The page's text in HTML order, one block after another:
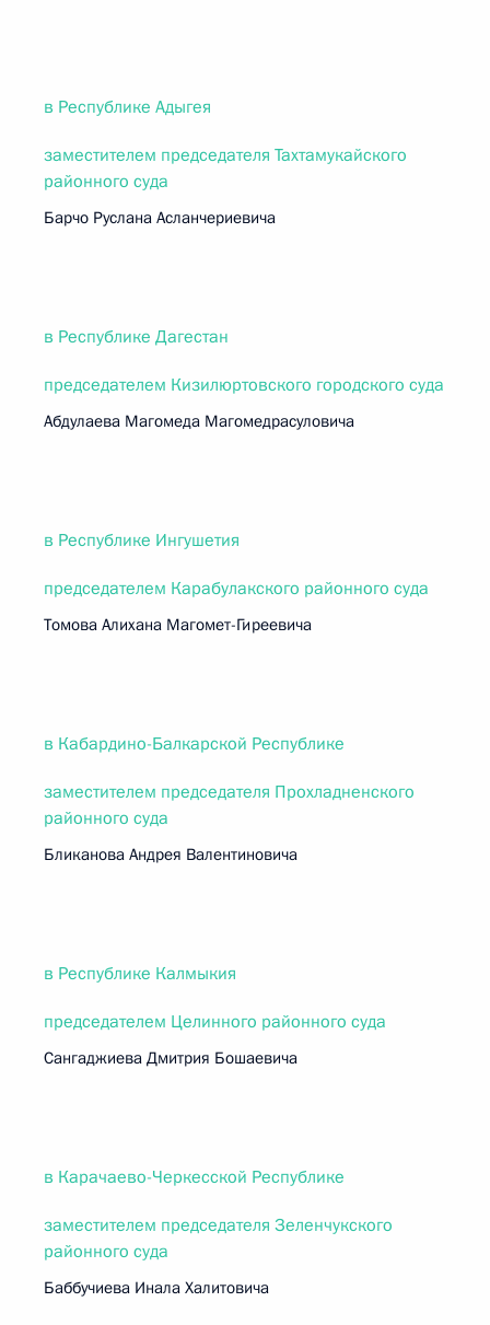
в Республике Адыгея
заместителем председателя Тахтамукайского
районного суда
Барчо Руслана Асланчериевича
в Республике Дагестан
председателем Кизилюртовского городского суда
Абдулаева Магомеда Магомедрасуловича
в Республике Ингушетия
председателем Карабулакского районного суда
Томова Алихана Магомет-Гиреевича
в Кабардино-Балкарской Республике
заместителем председателя Прохладненского
районного суда
Бликанова Андрея Валентиновича
в Республике Калмыкия
председателем Целинного районного суда
Сангаджиева Дмитрия Бошаевича
в Карачаево-Черкесской Республике
заместителем председателя Зеленчукского
районного суда
Баббучиева Инала Халитовича